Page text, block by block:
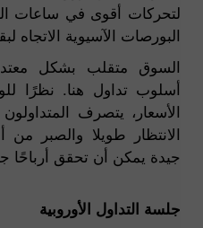
لتحركات أقوى في ساعات
البورصات الآسيوية الاتجاه
السوق متقلب بشكل
أسلوب تداول هنا. نظرًا
الأسعار، يتصرف
الانتظار طويلا والصبر
جيدة يمكن أن تحقق أرباحًا
جلسة التداول الأوروبية